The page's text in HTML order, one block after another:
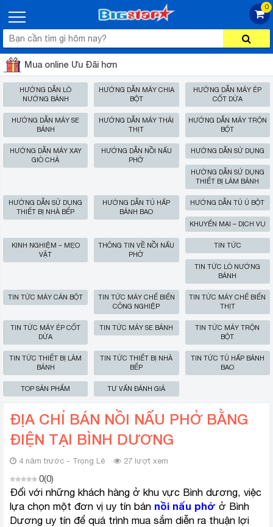
0
Mua online Ưu Đãi hơn
HƯỚNG DẪN LÒ
NƯỚNG BÁNH
HƯỚNG DẪN MÁY CHIA
BỘT
HƯỚNG DẪN MÁY ÉP
CỐT DỪA
HƯỚNG DẪN MÁY SE
BÁNH
HƯỚNG DẪN MÁY THÁI
THỊT
HƯỚNG DẪN MÁY TRỘN
BỘT
HƯỚNG DẪN MÁY XAY
GIÒ CHẢ
HƯỚNG DẪN NỒI NẤU
PHỞ
HƯỚNG DẪN SỬ DỤNG
HƯỚNG DẪN SỬ DỤNG
THIẾT BỊ LÀM BÁNH
HƯỚNG DẪN SỬ DỤNG
THIẾT BỊ NHÀ BẾP
HƯỚNG DẪN TỦ HẤP
BÁNH BAO
HƯỚNG DẪN TỦ Ủ BỘT
KHUYẾN MẠI – DỊCH VỤ
KINH NGHIỆM – MẸO
VẶT
THÔNG TIN VỀ NỒI NẤU
PHỞ
TIN TỨC
TIN TỨC LÒ NƯỚNG
BÁNH
TIN TỨC MÁY CÁN BỘT
TIN TỨC MÁY CHẾ BIẾN
CÔNG NGHIỆP
TIN TỨC MÁY CHẾ BIẾN
THỊT
TIN TỨC MÁY ÉP CỐT
DỪA
TIN TỨC MÁY SE BÁNH
TIN TỨC MÁY TRỘN
BỘT
TIN TỨC THIẾT BỊ LÀM
BÁNH
TIN TỨC THIẾT BỊ NHÀ
BẾP
TIN TỨC TỦ HẤP BÁNH
BAO
TOP SẢN PHẨM TƯ VẤN ĐÁNH GIÁ
ĐỊA CHỈ BÁN NỒI NẤU PHỞ BẰNG
ĐIỆN TẠI BÌNH DƯƠNG
4 năm trước - Trọng Lê 27 lượt xem
0(0)
Đối với những khách hàng ở khu vực Bình dương, việc
lựa chọn một đơn vị uy tín bán nồi nấu phở ở Bình
Dương uy tín để quá trình mua sắm diễn ra thuận lợi